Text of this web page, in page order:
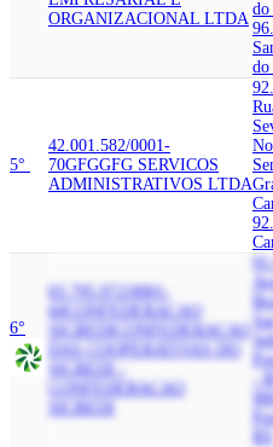
ORGANIZACIONAL LTDA
do
do
5°
42.001.582/0001-
70GFGGFG SERVICOS
ADMINISTRATIVOS LTDA
6°
03.795.072/0001-
60CONFEDERACAO
SICREDI CONFEDERACAO
DAS COOPERATIVAS DO
SICREDI -
CONFEDERACAO
SICREDI
-
900
RS